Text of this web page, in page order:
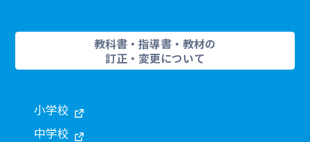
教科書・指導書・教材の
訂正・変更について
小学校
中学校